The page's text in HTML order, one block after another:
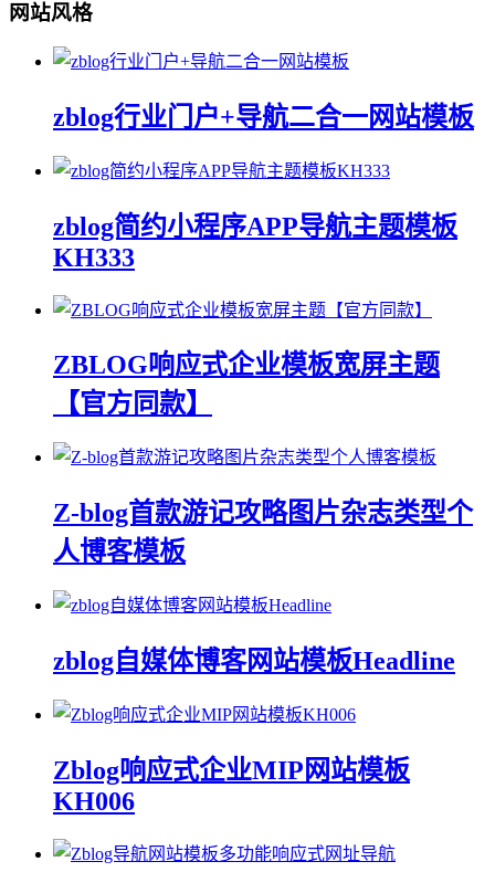
网站风格
zblog行业门户+导航二合一网站模板
zblog简约小程序APP导航主题模板
KH333
ZBLOG响应式企业模板宽屏主题
【官方同款】
Z-blog首款游记攻略图片杂志类型个
人博客模板
zblog自媒体博客网站模板Headline
Zblog响应式企业MIP网站模板
KH006